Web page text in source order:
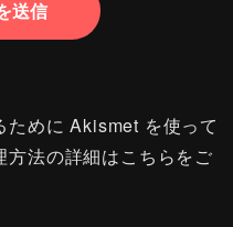
ために Akismet を使って
方法の詳細はこちらをご